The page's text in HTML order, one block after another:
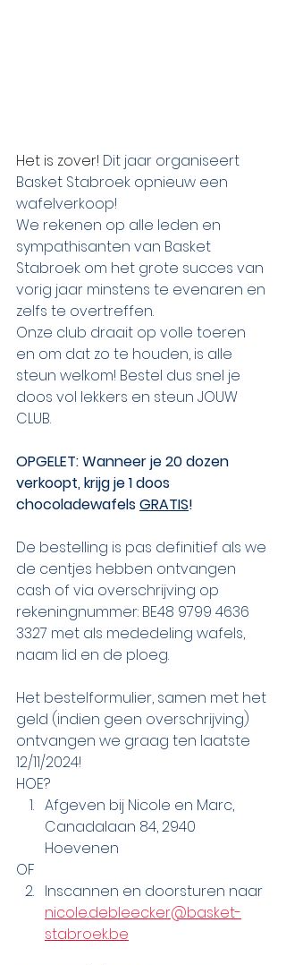
Het is zover! Dit jaar organiseert
Basket Stabroek opnieuw een
wafelverkoop!
We rekenen op alle leden en
sympathisanten van Basket
Stabroek om het grote succes van
vorig jaar minstens te evenaren en
zelfs te overtreffen.
Onze club draait op volle toeren
en om dat zo te houden, is alle
steun welkom! Bestel dus snel je
doos vol lekkers en steun JOUW
CLUB.
OPGELET: Wanneer je 20 dozen
verkoopt, krijg je 1 doos
chocoladewafels GRATIS!
De bestelling is pas definitief als we
de centjes hebben ontvangen
cash of via overschrijving op
rekeningnummer: BE48 9799 4636
3327 met als mededeling wafels,
naam lid en de ploeg.
Het bestelformulier, samen met het
geld (indien geen overschrijving)
ontvangen we graag ten laatste
12/11/2024!
HOE?
Afgeven bij Nicole en Marc,
Canadalaan 84, 2940
Hoevenen
OF
Inscannen en doorsturen naar
nicole.debleecker@basket-
stabroek.be